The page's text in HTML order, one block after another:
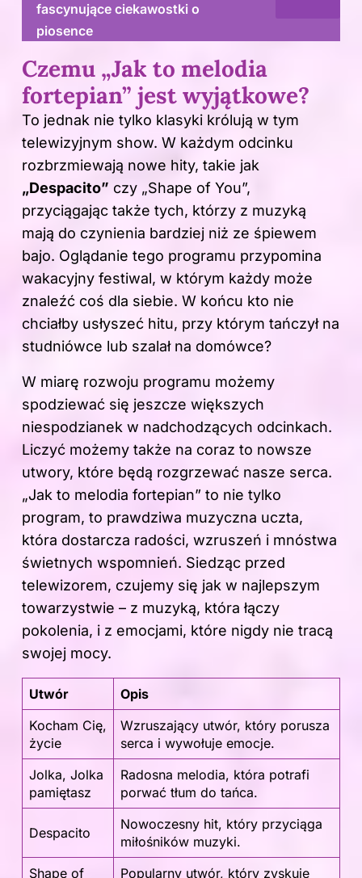
fascynujące ciekawostki o
piosence
Czemu „Jak to melodia
fortepian” jest wyjątkowe?
To jednak nie tylko klasyki królują w tym
telewizyjnym show. W każdym odcinku
rozbrzmiewają nowe hity, takie jak
„Despacito” czy „Shape of You”,
przyciągając także tych, którzy z muzyką
mają do czynienia bardziej niż ze śpiewem
bajo. Oglądanie tego programu przypomina
wakacyjny festiwal, w którym każdy może
znaleźć coś dla siebie. W końcu kto nie
chciałby usłyszeć hitu, przy którym tańczył na
studniówce lub szalał na domówce?
W miarę rozwoju programu możemy
spodziewać się jeszcze większych
niespodzianek w nadchodzących odcinkach.
Liczyć możemy także na coraz to nowsze
utwory, które będą rozgrzewać nasze serca.
„Jak to melodia fortepian” to nie tylko
program, to prawdziwa muzyczna uczta,
która dostarcza radości, wzruszeń i mnóstwa
świetnych wspomnień. Siedząc przed
telewizorem, czujemy się jak w najlepszym
towarzystwie – z muzyką, która łączy
pokolenia, i z emocjami, które nigdy nie tracą
swojej mocy.
Utwór
Opis
Kocham Cię,
życie
Wzruszający utwór, który porusza
serca i wywołuje emocje.
Jolka, Jolka
pamiętasz
Radosna melodia, która potrafi
porwać tłum do tańca.
Despacito
Nowoczesny hit, który przyciąga
miłośników muzyki.
Shape of
Popularny utwór, który zyskuje